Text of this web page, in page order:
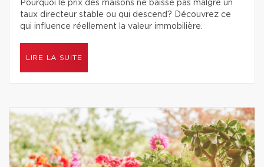
Pourquoi le prix des maisons ne baisse pas malgré un
taux directeur stable ou qui descend? Découvrez ce
qui influence réellement la valeur immobilière.
LIRE LA SUITE